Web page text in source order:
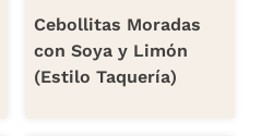
Cebollitas Moradas
con Soya y Limón
(Estilo Taquería)